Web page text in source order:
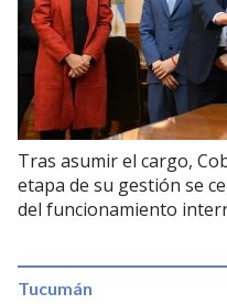
Tras asumir el cargo,
etapa de su gestión se
del funcionamiento
Tucumán